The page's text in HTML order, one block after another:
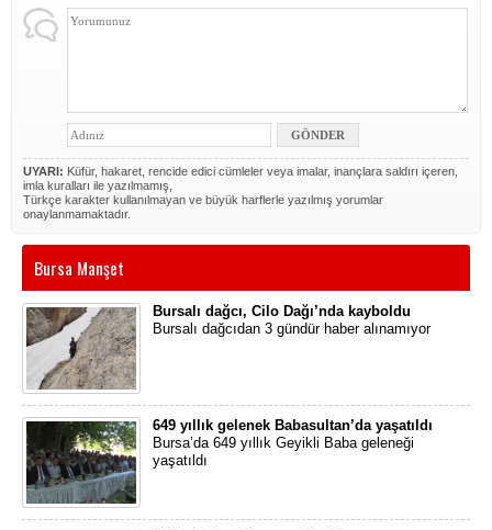
UYARI: Küfür, hakaret, rencide edici cümleler veya imalar, inançlara saldırı içeren,
imla kuralları ile yazılmamış,
Türkçe karakter kullanılmayan ve büyük harflerle yazılmış yorumlar
onaylanmamaktadır.
Bursa Manşet
Bursalı dağcı, Cilo Dağı’nda kayboldu
Bursalı dağcıdan 3 gündür haber alınamıyor
649 yıllık gelenek Babasultan’da yaşatıldı
Bursa’da 649 yıllık Geyikli Baba geleneği
yaşatıldı